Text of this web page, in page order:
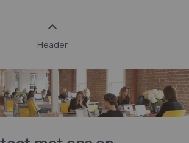
Header